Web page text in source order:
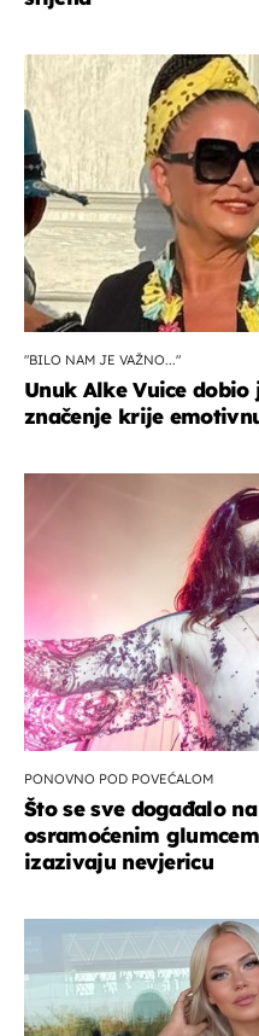
"BILO NAM JE VAŽNO..."
Unuk Alke Vuice
značenje krije
PONOVNO POD POVEĆALOM
Što se sve događalo
osramoćenim
izazivaju nevjericu